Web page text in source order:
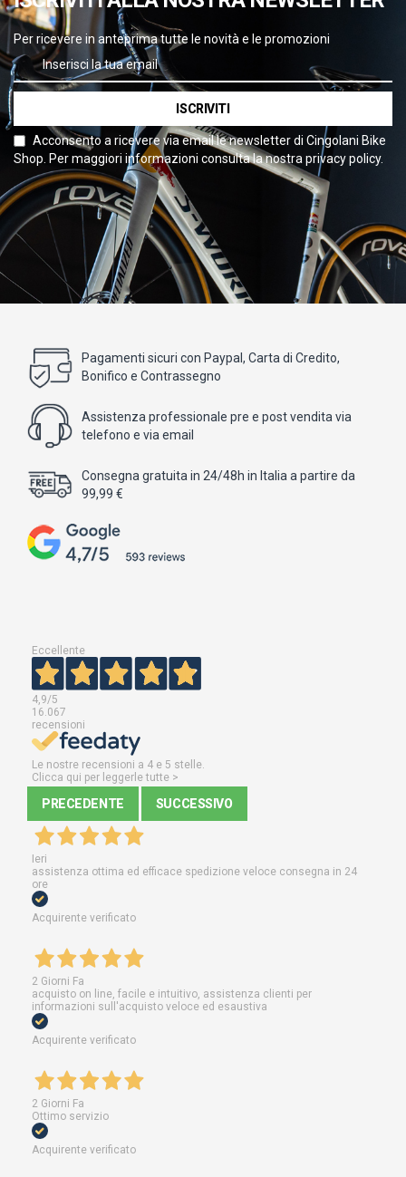
Per ricevere in anteprima tutte le novità e le promozioni
ISCRIVITI
Acconsento a ricevere via email le newsletter di Cingolani Bike
Shop. Per maggiori informazioni consulta la nostra privacy policy.
Pagamenti sicuri con Paypal, Carta di Credito,
Bonifico e Contrassegno
Assistenza professionale pre e post vendita via
telefono e via email
Consegna gratuita in 24/48h in Italia a partire da
99,99 €
Eccellente
4,9/5
16.067
recensioni
Le nostre recensioni a 4 e 5 stelle.
Clicca qui per leggerle tutte >
PRECEDENTE SUCCESSIVO
Ieri
assistenza ottima ed efficace spedizione veloce consegna in 24
ore
Acquirente verificato
2 Giorni Fa
acquisto on line, facile e intuitivo, assistenza clienti per
informazioni sull'acquisto veloce ed esaustiva
Acquirente verificato
2 Giorni Fa
Ottimo servizio
Acquirente verificato